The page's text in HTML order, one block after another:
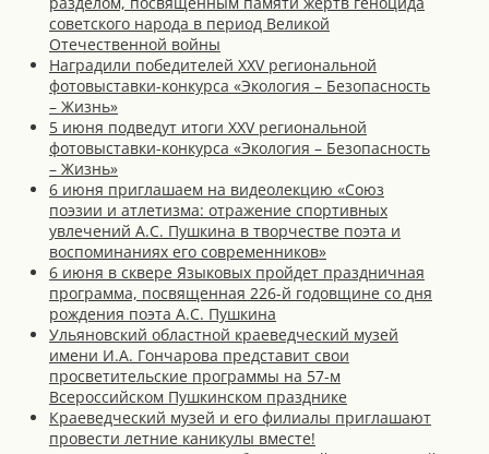
советского народа в период Великой
Отечественной войны
Наградили победителей XXV региональной
фотовыставки-конкурса «Экология – Безопасность
– Жизнь»
5 июня подведут итоги XXV региональной
фотовыставки-конкурса «Экология – Безопасность
– Жизнь»
6 июня приглашаем на видеолекцию «Союз
поэзии и атлетизма: отражение спортивных
увлечений А.С. Пушкина в творчестве поэта и
воспоминаниях его современников»
6 июня в сквере Языковых пройдет праздничная
программа, посвященная 226-й годовщине со дня
рождения поэта А.С. Пушкина
Ульяновский областной краеведческий музей
имени И.А. Гончарова представит свои
просветительские программы на 57-м
Всероссийском Пушкинском празднике
Краеведческий музей и его филиалы приглашают
провести летние каникулы вместе!